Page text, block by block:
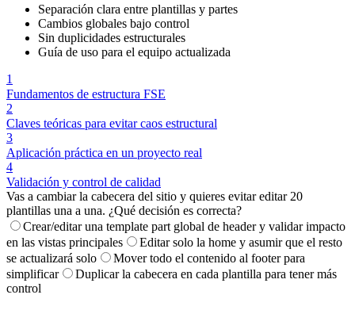
Separación clara entre plantillas y partes
Cambios globales bajo control
Sin duplicidades estructurales
Guía de uso para el equipo actualizada
1
Fundamentos de estructura FSE
2
Claves teóricas para evitar caos estructural
3
Aplicación práctica en un proyecto real
4
Validación y control de calidad
Vas a cambiar la cabecera del sitio y quieres evitar editar 20
plantillas una a una. ¿Qué decisión es correcta?
Crear/editar una template part global de header y validar impacto
en las vistas principales
Editar solo la home y asumir que el resto
se actualizará solo
Mover todo el contenido al footer para
simplificar
Duplicar la cabecera en cada plantilla para tener más
control